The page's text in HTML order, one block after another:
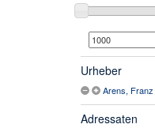
Urheber
Adressaten